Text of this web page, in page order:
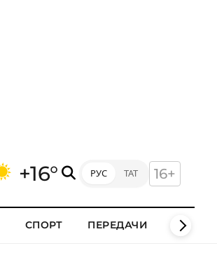
+16° РУС ТАТ 16+
СПОРТ ПЕРЕДАЧИ КЛИПЫ